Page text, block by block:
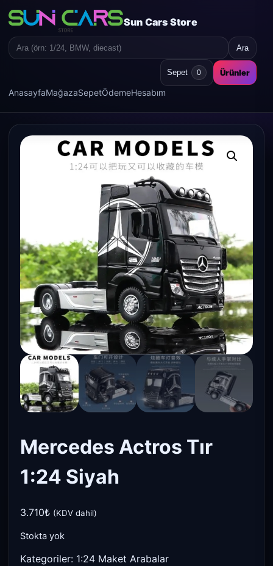
Sun Cars Store
AnasayfaMağazaSepetÖdemeHesabım
Search
Ara
Sepet 0 Ürünler
Mercedes Actros Tır
1:24 Siyah
3.710₺ (KDV dahil)
Stokta yok
Kategoriler: 1:24 Maket Arabalar